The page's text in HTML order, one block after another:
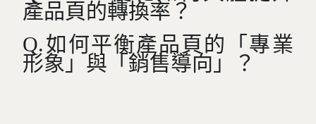
產品頁的轉換率？
Q.如何平衡產品頁的「專業
形象」與「銷售導向」？